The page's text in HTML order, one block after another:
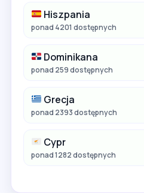
Hiszpania
ponad 4201 dostępnych
Dominikana
ponad 259 dostępnych
Grecja
ponad 2393 dostępnych
Cypr
ponad 1282 dostępnych